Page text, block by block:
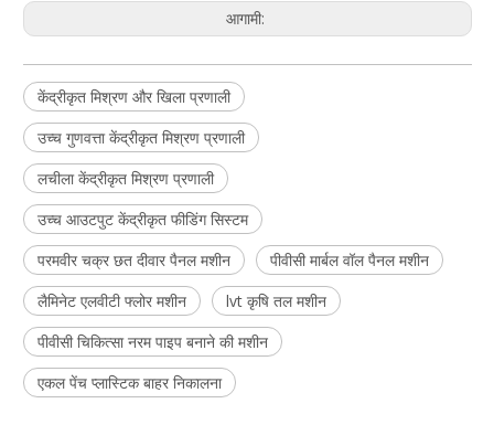
आगामी:
केंद्रीकृत मिश्रण और खिला प्रणाली
उच्च गुणवत्ता केंद्रीकृत मिश्रण प्रणाली
लचीला केंद्रीकृत मिश्रण प्रणाली
उच्च आउटपुट केंद्रीकृत फीडिंग सिस्टम
परमवीर चक्र छत दीवार पैनल मशीन
पीवीसी मार्बल वॉल पैनल मशीन
लैमिनेट एलवीटी फ्लोर मशीन
lvt कृषि तल मशीन
पीवीसी चिकित्सा नरम पाइप बनाने की मशीन
एकल पेंच प्लास्टिक बाहर निकालना